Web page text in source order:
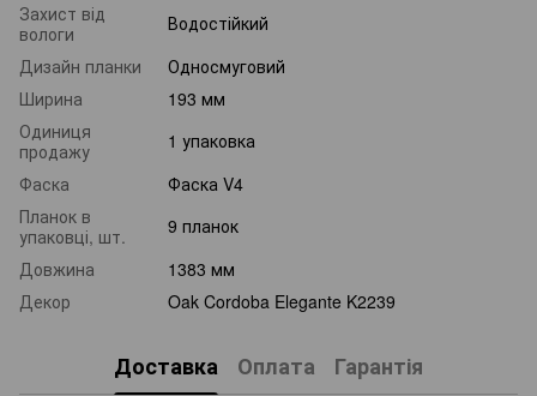
Захист від
вологи
Водостійкий
Дизайн планки
Односмуговий
Ширина
193 мм
Одиниця
продажу
1 упаковка
Фаска
Фаска V4
Планок в
упаковці, шт.
9 планок
Довжина
1383 мм
Декор
Oak Cordoba Elegante K2239
Доставка Оплата Гарантія